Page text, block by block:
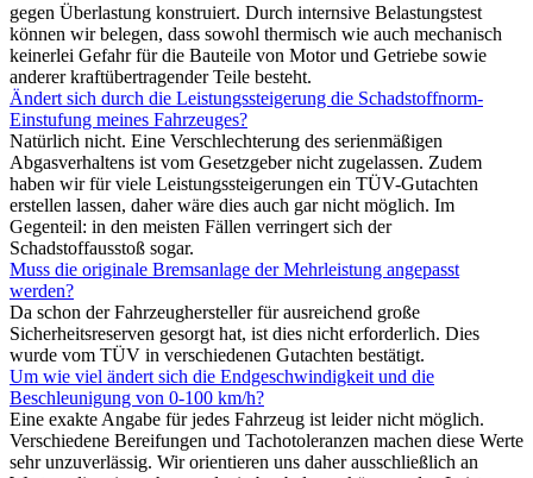
gegen Überlastung konstruiert. Durch internsive Belastungstest
können wir belegen, dass sowohl thermisch wie auch mechanisch
keinerlei Gefahr für die Bauteile von Motor und Getriebe sowie
anderer kraftübertragender Teile besteht.
Ändert sich durch die Leistungssteigerung die Schadstoffnorm-
Einstufung meines Fahrzeuges?
Natürlich nicht. Eine Verschlechterung des serienmäßigen
Abgasverhaltens ist vom Gesetzgeber nicht zugelassen. Zudem
haben wir für viele Leistungssteigerungen ein TÜV-Gutachten
erstellen lassen, daher wäre dies auch gar nicht möglich. Im
Gegenteil: in den meisten Fällen verringert sich der
Schadstoffausstoß sogar.
Muss die originale Bremsanlage der Mehrleistung angepasst
werden?
Da schon der Fahrzeughersteller für ausreichend große
Sicherheitsreserven gesorgt hat, ist dies nicht erforderlich. Dies
wurde vom TÜV in verschiedenen Gutachten bestätigt.
Um wie viel ändert sich die Endgeschwindigkeit und die
Beschleunigung von 0-100 km/h?
Eine exakte Angabe für jedes Fahrzeug ist leider nicht möglich.
Verschiedene Bereifungen und Tachotoleranzen machen diese Werte
sehr unzuverlässig. Wir orientieren uns daher ausschließlich an